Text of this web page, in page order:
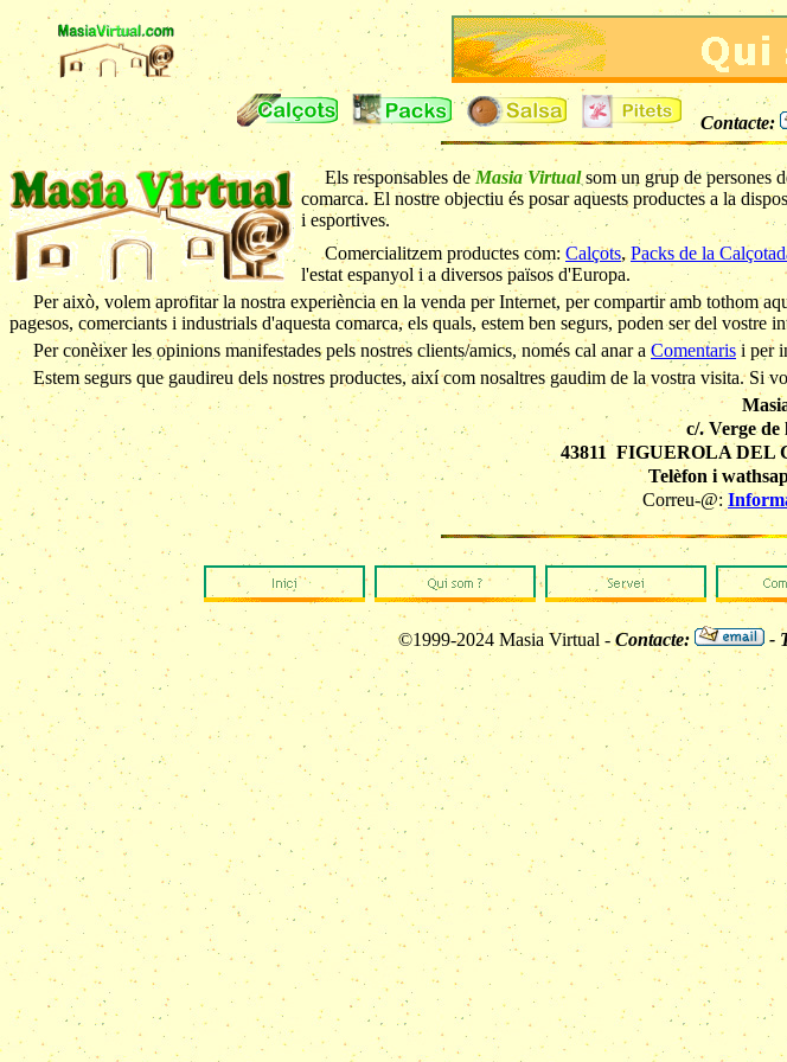
Contacte:
Els responsables deMasia Virtualsom un grup de persones
comarca. El nostre objectiu és posar aquests productes a la
i esportives.
Comercialitzem productes com: Calçots,Packs de la
l'estat espanyol i a diversos països d'Europa.
Per això, volem aprofitar la nostra experiència en la venda per Internet, per compartir amb tothom
pagesos, comerciants i industrials d'aquesta comarca, els quals, estem ben segurs, poden ser del vostre
Per conèixer les opinions manifestades pels nostres clients/amics, només cal anar a Comentaris i per
Estem segurs que gaudireu dels nostres productes, així com nosaltres gaudim de la vostra visita. Si
c/. Verge de
43811 FIGUEROLA DEL
Telèfon i
Correu-@:
©1999-2024 Masia Virtual -Contacte: -